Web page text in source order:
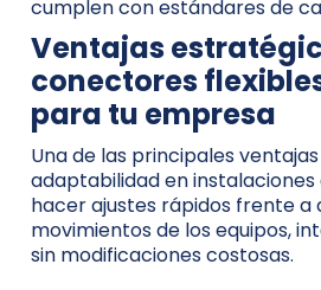
cumplen con estándares de
Ventajas
conectores
para tu empresa
Una de las principales
adaptabilidad en instalaciones
hacer ajustes rápidos frente a
movimientos de los equipos,
sin modificaciones costosas.